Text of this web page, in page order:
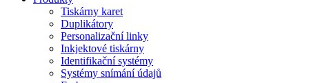
Tiskárny karet
Duplikátory
Personalizační linky
Inkjektové tiskárny
Identifikační systémy
Systémy snímání údajů